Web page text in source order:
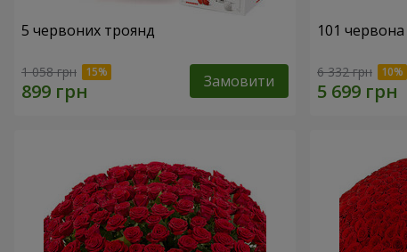
5 червоних троянд
1 058 грн Замовити
101 червона
6 332 грн